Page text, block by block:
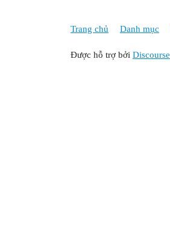
Trang chủ Danh mục
Được hỗ trợ bởi Discourse